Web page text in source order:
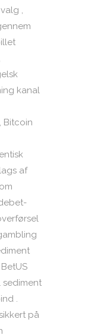
,
kanal
Bitcoin
af
.
på